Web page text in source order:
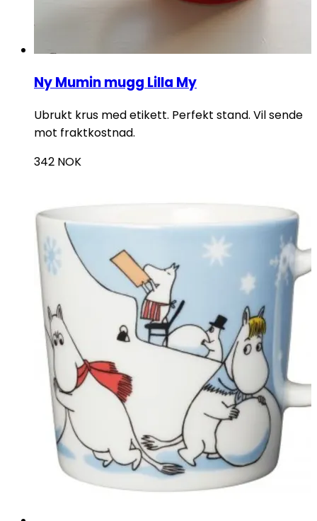
Ny Mumin mugg Lilla My
Ubrukt krus med etikett. Perfekt stand. Vil sende
mot fraktkostnad.
342 NOK